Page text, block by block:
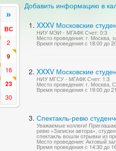
»
ВС
2
9
16
23
30
Добавить информацию в
XXXV Московские
НИУ МЭИ - МГАФК Счет: 0:3
Место проведения: г. Москва,
Время проведения с 18:00 до
XXXV Московские
НИУ МГСУ - МГАФК Счет: 1:3
Место проведения: г. Москва,
Время проведения с 19:00 до
Спектакль-ревю
Уважаемые коллеги!
ревю «Записки автора»,
спектакль вошли отрывки из
Место проведения: Актовый
Время проведения с 14:30 до